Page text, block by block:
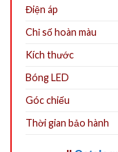
Điện áp
Chỉ số hoàn màu
Kích thước
Bóng LED
Góc chiếu
Thời gian bảo hành